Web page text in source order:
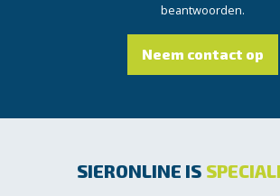
beantwoorden.
Neem contact op
SIERONLINE IS